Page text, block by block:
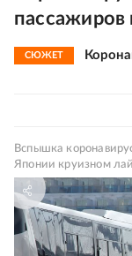
пассажиров
СЮЖЕТ
Вспышка
Японии круизном